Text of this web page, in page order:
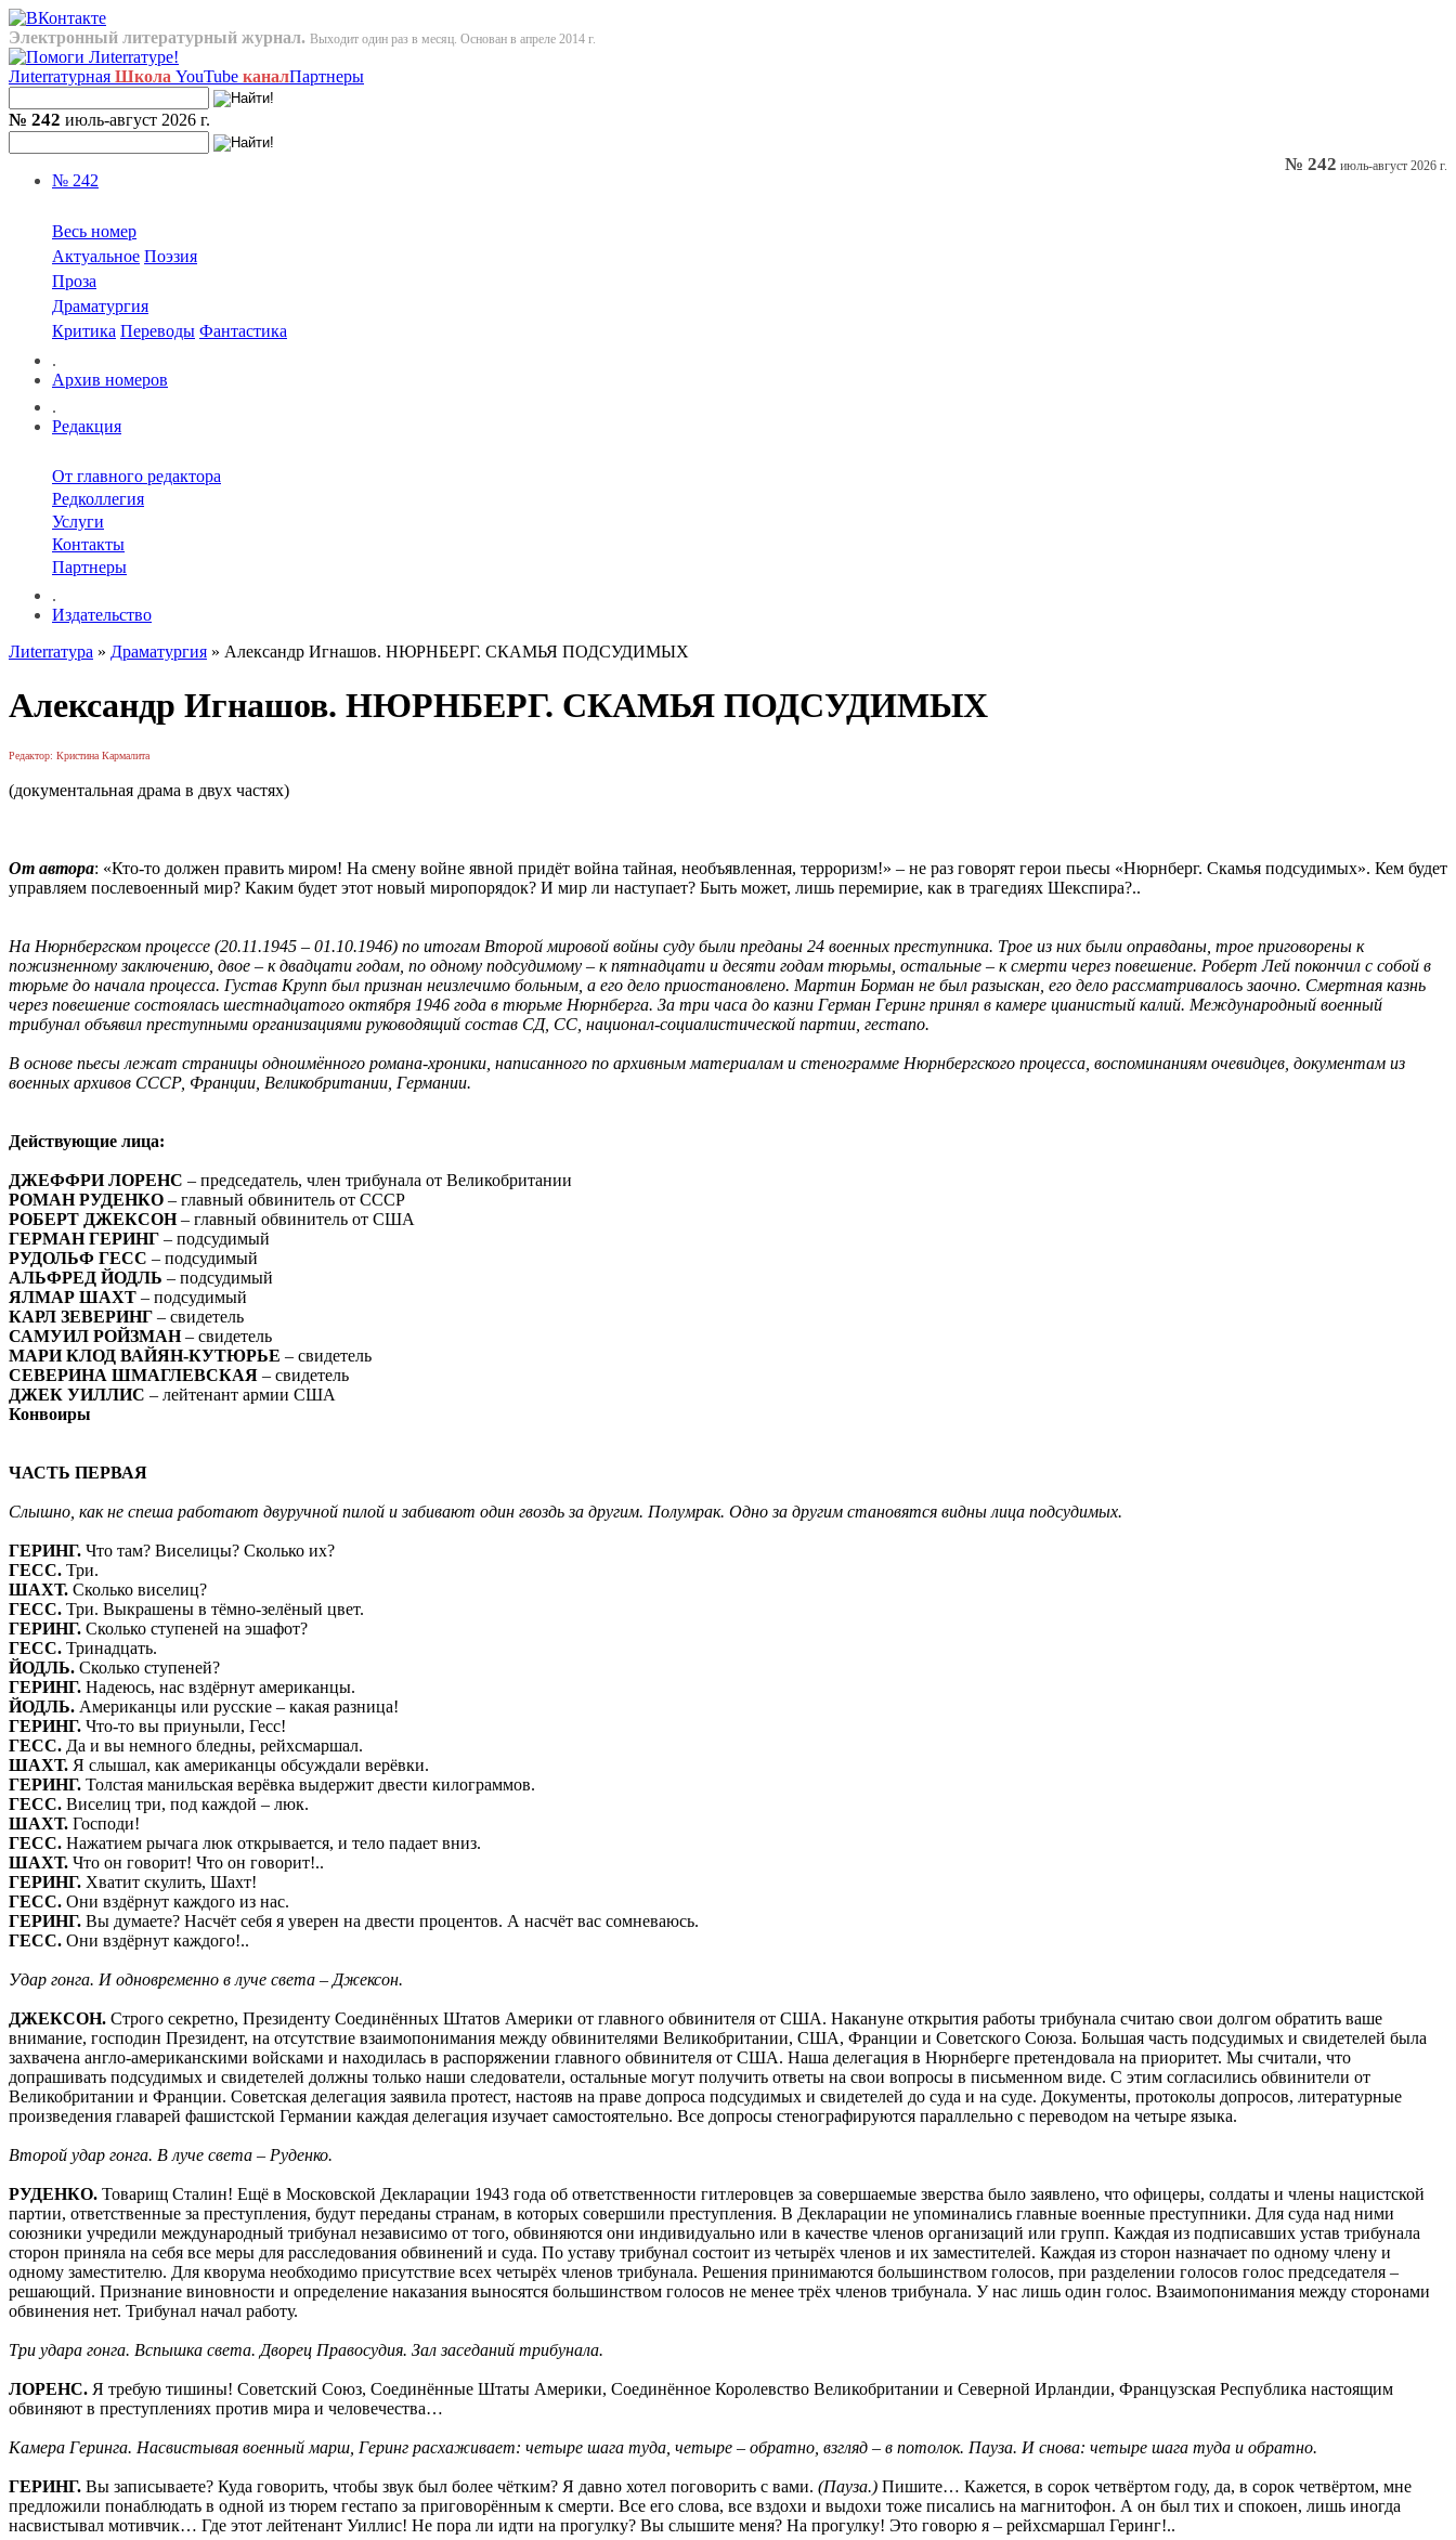
Электронный литературный журнал. Выходит один раз в месяц. Основан в апреле 2014 г.
Лиterraтурная Школа YouTube каналПартнеры
№ 242 июль-август 2026 г.
№ 242
Весь номер
Актуальное Поэзия
Проза
Драматургия
Критика Переводы Фантастика
.
Архив номеров
.
Редакция
От главного редактора
Редколлегия
Услуги
Контакты
Партнеры
.
Издательство
№ 242 июль-август 2026 г.
Лиterraтура » Драматургия » Александр Игнашов. НЮРНБЕРГ. СКАМЬЯ ПОДСУДИМЫХ
Александр Игнашов. НЮРНБЕРГ. СКАМЬЯ ПОДСУДИМЫХ
Редактор: Кристина Кармалита
(документальная драма в двух частях)
От автора: «Кто-то должен править миром! На смену войне явной придёт война тайная, необъявленная, терроризм!» – не раз говорят герои пьесы «Нюрнберг. Скамья подсудимых». Кем будет
управляем послевоенный мир? Каким будет этот новый миропорядок? И мир ли наступает? Быть может, лишь перемирие, как в трагедиях Шекспира?..
На Нюрнбергском процессе (20.11.1945 – 01.10.1946) по итогам Второй мировой войны суду были преданы 24 военных преступника. Трое из них были оправданы, трое приговорены к
пожизненному заключению, двое – к двадцати годам, по одному подсудимому – к пятнадцати и десяти годам тюрьмы, остальные – к смерти через повешение. Роберт Лей покончил с собой в
тюрьме до начала процесса. Густав Крупп был признан неизлечимо больным, а его дело приостановлено. Мартин Борман не был разыскан, его дело рассматривалось заочно. Смертная казнь
через повешение состоялась шестнадцатого октября 1946 года в тюрьме Нюрнберга. За три часа до казни Герман Геринг принял в камере цианистый калий. Международный военный
трибунал объявил преступными организациями руководящий состав СД, СС, национал-социалистической партии, гестапо.
В основе пьесы лежат страницы одноимённого романа-хроники, написанного по архивным материалам и стенограмме Нюрнбергского процесса, воспоминаниям очевидцев, документам из
военных архивов СССР, Франции, Великобритании, Германии.
Действующие лица:
ДЖЕФФРИ ЛОРЕНС – председатель, член трибунала от Великобритании
РОМАН РУДЕНКО – главный обвинитель от СССР
РОБЕРТ ДЖЕКСОН– главный обвинитель от США
ГЕРМАН ГЕРИНГ – подсудимый
РУДОЛЬФ ГЕСС – подсудимый
АЛЬФРЕД ЙОДЛЬ – подсудимый
ЯЛМАР ШАХТ – подсудимый
КАРЛ ЗЕВЕРИНГ – свидетель
САМУИЛ РОЙЗМАН– свидетель
МАРИ КЛОД ВАЙЯН-КУТЮРЬЕ – свидетель
СЕВЕРИНА ШМАГЛЕВСКАЯ – свидетель
ДЖЕК УИЛЛИС – лейтенант армии США
Конвоиры
ЧАСТЬ ПЕРВАЯ
Слышно, как не спеша работают двуручной пилой и забивают один гвоздь за другим. Полумрак. Одно за другим становятся видны лица подсудимых.
ГЕРИНГ. Что там? Виселицы? Сколько их?
ГЕСС. Три.
ШАХТ. Сколько виселиц?
ГЕСС. Три. Выкрашены в тёмно-зелёный цвет.
ГЕРИНГ. Сколько ступеней на эшафот?
ГЕСС. Тринадцать.
ЙОДЛЬ. Сколько ступеней?
ГЕРИНГ. Надеюсь, нас вздёрнут американцы.
ЙОДЛЬ. Американцы или русские – какая разница!
ГЕРИНГ. Что-то вы приуныли, Гесс!
ГЕСС. Да и вы немного бледны, рейхсмаршал.
ШАХТ. Я слышал, как американцы обсуждали верёвки.
ГЕРИНГ. Толстая манильская верёвка выдержит двести килограммов.
ГЕСС. Виселиц три, под каждой – люк.
ШАХТ. Господи!
ГЕСС. Нажатием рычага люк открывается, и тело падает вниз.
ШАХТ. Что он говорит! Что он говорит!..
ГЕРИНГ. Хватит скулить, Шахт!
ГЕСС. Они вздёрнут каждого из нас.
ГЕРИНГ. Вы думаете? Насчёт себя я уверен на двести процентов. А насчёт вас сомневаюсь.
ГЕСС. Они вздёрнут каждого!..
Удар гонга. И одновременно в луче света – Джексон.
ДЖЕКСОН. Строго секретно, Президенту Соединённых Штатов Америки от главного обвинителя от США. Накануне открытия работы трибунала считаю свои долгом обратить ваше
внимание, господин Президент, на отсутствие взаимопонимания между обвинителями Великобритании, США, Франции и Советского Союза. Большая часть подсудимых и свидетелей была
захвачена англо-американскими войсками и находилась в распоряжении главного обвинителя от США. Наша делегация в Нюрнберге претендовала на приоритет. Мы считали, что
допрашивать подсудимых и свидетелей должны только наши следователи, остальные могут получить ответы на свои вопросы в письменном виде. С этим согласились обвинители от
Великобритании и Франции. Советская делегация заявила протест, настояв на праве допроса подсудимых и свидетелей до суда и на суде. Документы, протоколы допросов, литературные
произведения главарей фашистской Германии каждая делегация изучает самостоятельно. Все допросы стенографируются параллельно с переводом на четыре языка.
Второй удар гонга. В луче света – Руденко.
РУДЕНКО. Товарищ Сталин! Ещё в Московской Декларации 1943 года об ответственности гитлеровцев за совершаемые зверства было заявлено, что офицеры, солдаты и члены нацистской
партии, ответственные за преступления, будут переданы странам, в которых совершили преступления. В Декларации не упоминались главные военные преступники. Для суда над ними
союзники учредили международный трибунал независимо от того, обвиняются они индивидуально или в качестве членов организаций или групп. Каждая из подписавших устав трибунала
сторон приняла на себя все меры для расследования обвинений и суда. По уставу трибунал состоит из четырёх членов и их заместителей. Каждая из сторон назначает по одному члену и
одному заместителю. Для кворума необходимо присутствие всех четырёх членов трибунала. Решения принимаются большинством голосов, при разделении голосов голос председателя –
решающий. Признание виновности и определение наказания выносятся большинством голосов не менее трёх членов трибунала. У нас лишь один голос. Взаимопонимания между сторонами
обвинения нет. Трибунал начал работу.
Три удара гонга. Вспышка света. Дворец Правосудия. Зал заседаний трибунала.
ЛОРЕНС. Я требую тишины! Советский Союз, Соединённые Штаты Америки, Соединённое Королевство Великобритании и Северной Ирландии, Французская Республика настоящим
обвиняют в преступлениях против мира и человечества…
Камера Геринга. Насвистывая военный марш, Геринг расхаживает: четыре шага туда, четыре – обратно, взгляд – в потолок. Пауза. И снова: четыре шага туда и обратно.
ГЕРИНГ. Вы записываете? Куда говорить, чтобы звук был более чётким? Я давно хотел поговорить с вами. (Пауза.) Пишите… Кажется, в сорок четвёртом году, да, в сорок четвёртом, мне
предложили понаблюдать в одной из тюрем гестапо за приговорённым к смерти. Все его слова, все вздохи и выдохи тоже писались на магнитофон. А он был тих и спокоен, лишь иногда
насвистывал мотивчик… Где этот лейтенант Уиллис! Не пора ли идти на прогулку? Вы слышите меня? На прогулку! Это говорю я – рейхсмаршал Геринг!..